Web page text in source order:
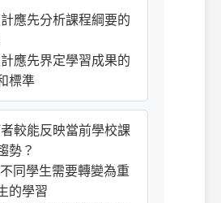
應先分析課程綱要的
應先界定學習成果的
標準
較能反映當前學校課
勢？
同學生需要轉變為重
的學習